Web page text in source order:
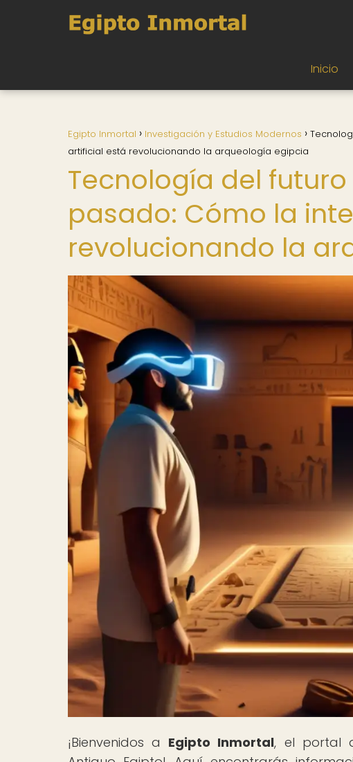
Inicio
Egipto Inmortal Investigación y Estudios Modernos
artificial está revolucionando la arqueología egipcia
Tecnología del
pasado: Cómo la
revolucionando la
¡Bienvenidos a Egipto Inmortal, el portal